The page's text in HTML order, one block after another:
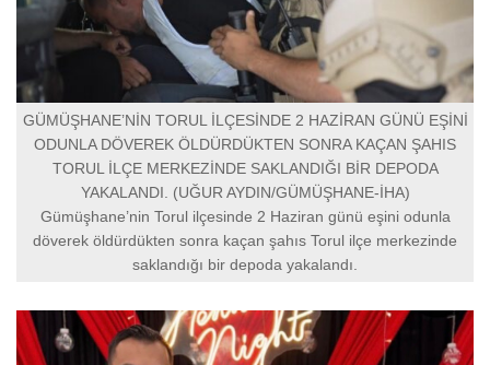
GÜMÜŞHANE’NİN TORUL İLÇESİNDE 2 HAZİRAN GÜNÜ EŞİNİ
ODUNLA DÖVEREK ÖLDÜRDÜKTEN SONRA KAÇAN ŞAHIS
TORUL İLÇE MERKEZİNDE SAKLANDIĞI BİR DEPODA
YAKALANDI. (UĞUR AYDIN/GÜMÜŞHANE-İHA)
Gümüşhane’nin Torul ilçesinde 2 Haziran günü eşini odunla
döverek öldürdükten sonra kaçan şahıs Torul ilçe merkezinde
saklandığı bir depoda yakalandı.